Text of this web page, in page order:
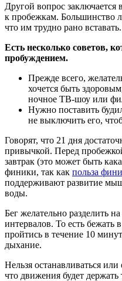
Другой вопрос
к пробежкам. Большинство
что им трудно рано вставать.
Есть несколько советов,
пробуждением.
Прежде всего,
хочется быть
ночное ТВ-шоу или
Нужно поставить
не выключить его,
Говорят, что 21 дня
привычкой. Перед
завтрак (это может быть
финики, так как польза
поддерживают развитие
воды.
Бег желательно разделить
интервалов. То есть бежать
пройтись в течение 10
дыхание.
Нельзя останавливаться
что движения будет держать